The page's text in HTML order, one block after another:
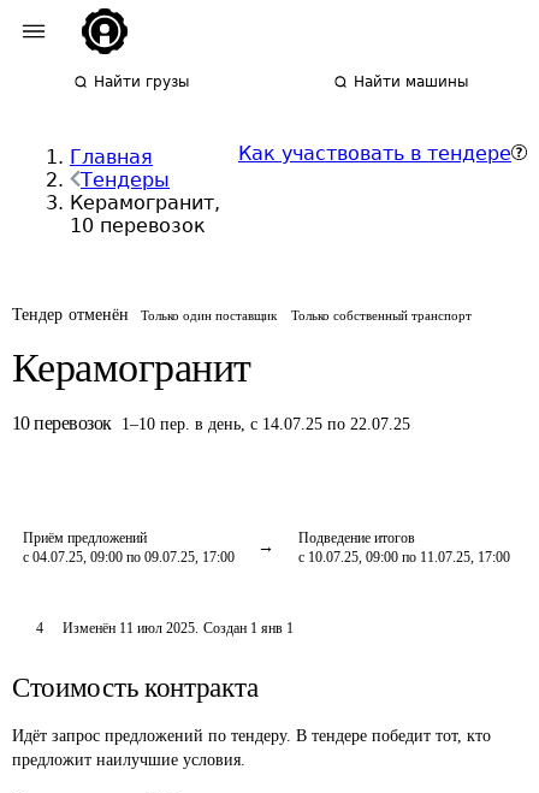
Найти грузы Найти машины
Главная
Тендеры
Керамогранит,
10 перевозок
Как участвовать в тендере
Тендер отменён Только один поставщик Только собственный транспорт
Керамогранит
10 перевозок 1–10 пер. в день, с 14.07.25 по 22.07.25
Приём предложений
с 04.07.25, 09:00 по 09.07.25, 17:00
Подведение итогов
с 10.07.25, 09:00 по 11.07.25, 17:00
4 Изменён 11 июл 2025. Создан 1 янв 1
Стоимость контракта
Идёт запрос предложений по тендеру. В тендере победит тот, кто
предложит наилучшие условия.